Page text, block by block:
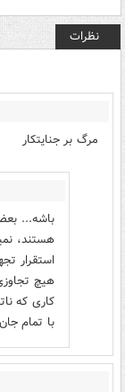
نظرات
مرگ بر جنایتکار
باشه...
هستند،
استقرار
هیچ
کاری که
با تمام